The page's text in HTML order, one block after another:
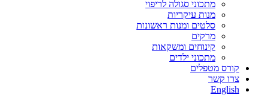
מתכוני סגולה לריפוי
מנות עיקריות
סלטים ומנות ראשונות
מרקים
קינוחים ומשקאות
מתכוני ילדים
קורס מטפלים
צרו קשר
English